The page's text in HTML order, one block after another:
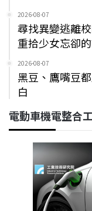
2026-08-07
尋找異變逃離
重拾少女忘卻
2026-08-07
黑豆、鷹嘴豆
白
電動車機電整合